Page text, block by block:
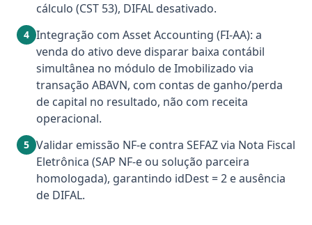
cálculo (CST 53), DIFAL desativado.
4 Integração com Asset Accounting (FI-AA): a
venda do ativo deve disparar baixa contábil
simultânea no módulo de Imobilizado via
transação ABAVN, com contas de ganho/perda
de capital no resultado, não com receita
operacional.
5 Validar emissão NF-e contra SEFAZ via Nota Fiscal
Eletrônica (SAP NF-e ou solução parceira
homologada), garantindo idDest = 2 e ausência
de DIFAL.